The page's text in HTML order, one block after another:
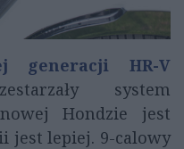
generacji HR-V
system
Hondzie jest
jest lepiej. 9-calowy